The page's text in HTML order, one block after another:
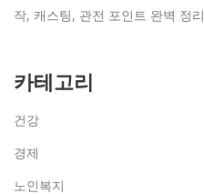
작, 캐스팅, 관전 포인트 완벽 정리
카테고리
건강
경제
노인복지